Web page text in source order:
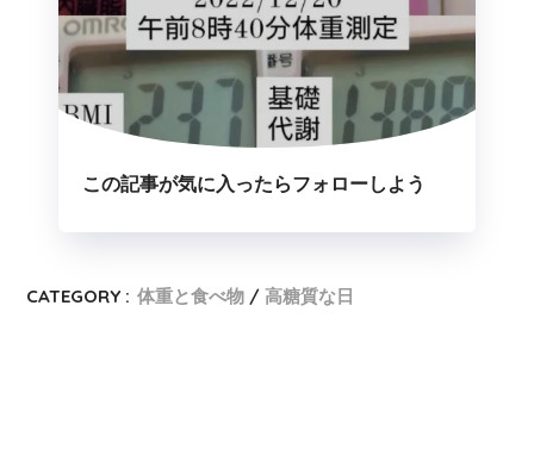
この記事が気に入ったらフォローしよう
CATEGORY : 体重と食べ物 高糖質な日